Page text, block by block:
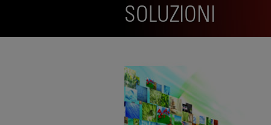
SOLUZIONI